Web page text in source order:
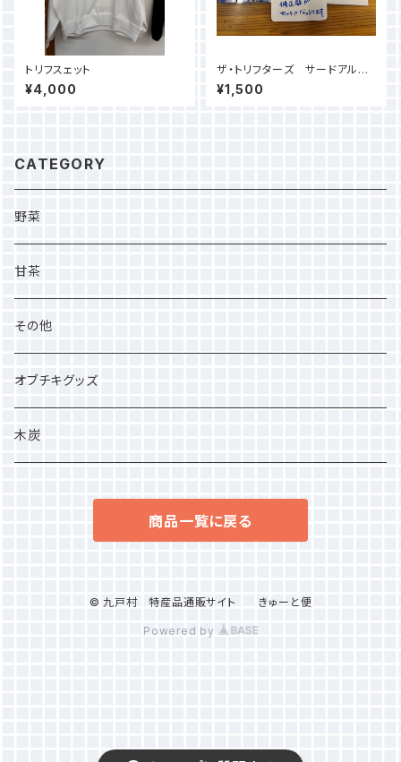
トリフスェット
¥4,000
ザ・トリフターズ サードアルバ
ム「村と生きる参鶏」
¥1,500
CATEGORY
野菜
甘茶
その他
オブチキグッズ
木炭
商品一覧に戻る
© 九戸村 特産品通販サイト きゅーと便
Powered by